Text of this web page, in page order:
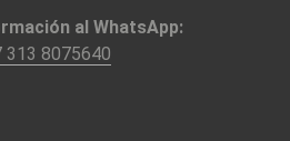
al WhatsApp:
313 8075640